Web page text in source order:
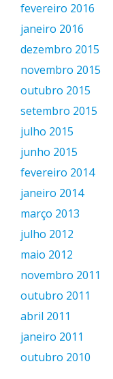
fevereiro 2016
janeiro 2016
dezembro 2015
novembro 2015
outubro 2015
setembro 2015
julho 2015
junho 2015
fevereiro 2014
janeiro 2014
março 2013
julho 2012
maio 2012
novembro 2011
outubro 2011
abril 2011
janeiro 2011
outubro 2010